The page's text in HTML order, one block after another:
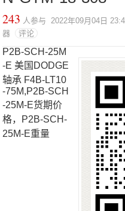
243 人参与 2022年09月04日
器
评论
P2B-SCH-25M
-E 美国DODGE
轴承 F4B-LT10
-75M,P2B-SCH
-25M-E货期价
格，P2B-SCH-
25M-E重量